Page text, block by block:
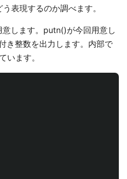
表現するのか調べます。
します。putn()が今回用意し
き整数を出力します。内部で
います。